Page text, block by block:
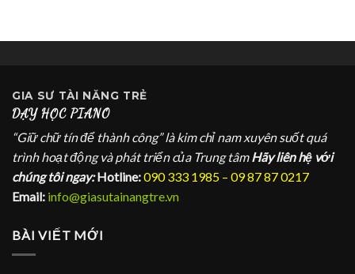
GIA SƯ TÀI NĂNG TRẺ
DẠY HỌC PIANO
“Giữ chữ tín để thành công” là kim chỉ nam xuyên suốt quá
trình hoạt động và phát triển của Trung tâm Hãy liên hệ với
chúng tôi ngay: Hotline:090 333 1985 – 09 87 87 0217
Email: info@giasutainangtre.vn
BÀI VIẾT MỚI